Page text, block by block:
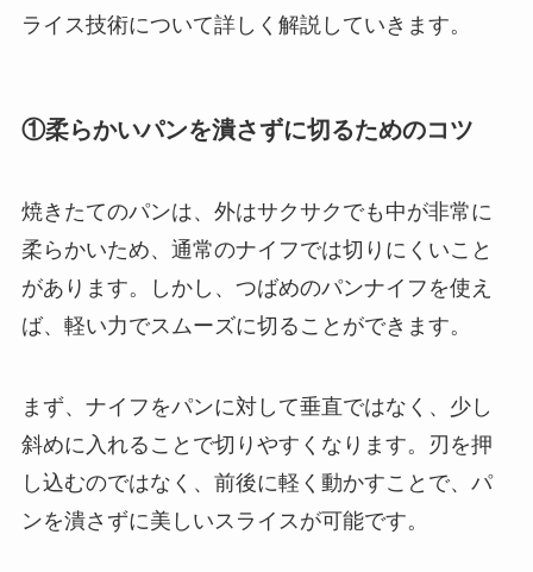
ライス技術について詳しく解説していきます。
①柔らかいパンを潰さずに切るためのコツ
焼きたてのパンは、外はサクサクでも中が非常に
柔らかいため、通常のナイフでは切りにくいこと
があります。しかし、つばめのパンナイフを使え
ば、軽い力でスムーズに切ることができます。
まず、ナイフをパンに対して垂直ではなく、少し
斜めに入れることで切りやすくなります。刃を押
し込むのではなく、前後に軽く動かすことで、パ
ンを潰さずに美しいスライスが可能です。